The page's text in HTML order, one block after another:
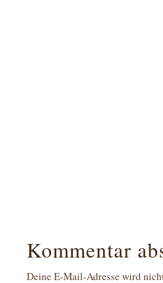
Kommentar
Deine E-Mail-Adresse wird